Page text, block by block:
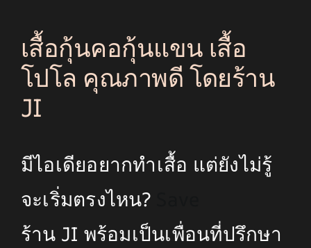
เสื้อกุ้นคอกุ้นแขน เสื้อ
โปโล คุณภาพดี โดยร้าน
JI
มีไอเดียอยากทำเสื้อ แต่ยังไม่รู้
จะเริ่มตรงไหน?Save
ร้าน JI พร้อมเป็นเพื่อนที่ปรึกษา